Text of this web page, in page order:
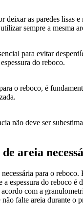
as paredes
sempre a mesma
para evitar
do reboco.
o reboco, é
não deve ser
areia
para o
espessura do reboco
com a
falte areia durante o